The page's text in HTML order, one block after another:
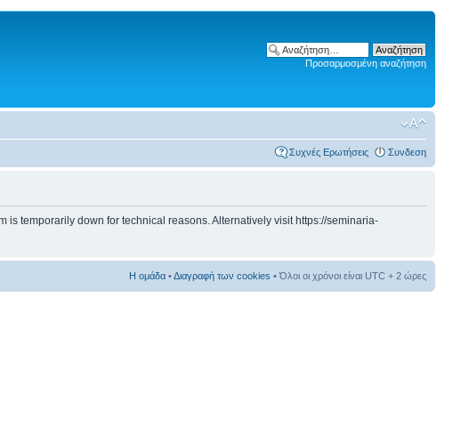
Προσαρμοσμένη αναζήτηση
Συχνές Ερωτήσεις Συνδεση
is temporarily down for technical reasons. Alternatively visit https://seminaria-
Η ομάδα •Διαγραφή των cookies • Όλοι οι χρόνοι είναι UTC + 2 ώρες